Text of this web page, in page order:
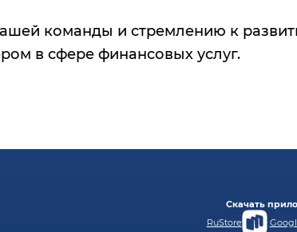
команды и стремлению к
в сфере финансовых услуг.
Скачать
RuStore